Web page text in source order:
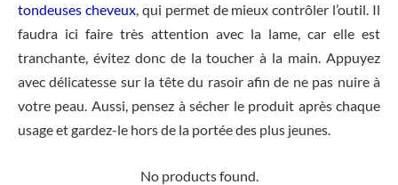
tondeuses cheveux, qui permet de mieux contrôler l’outil. Il
faudra ici faire très attention avec la lame, car elle est
tranchante, évitez donc de la toucher à la main. Appuyez
avec délicatesse sur la tête du rasoir afin de ne pas nuire à
votre peau. Aussi, pensez à sécher le produit après chaque
usage et gardez-le hors de la portée des plus jeunes.
No products found.